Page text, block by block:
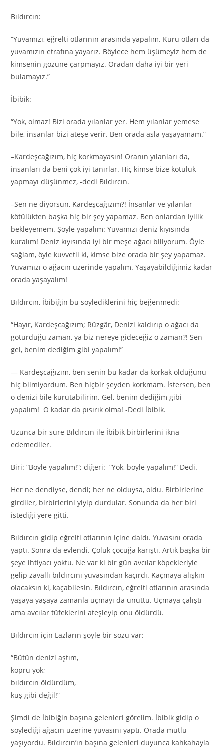
Bıldırcın:
“Yuvamızı, eğrelti otlarının arasında yapalım. Kuru otları da
yuvamızın etrafına yayarız. Böylece hem üşümeyiz hem de
kimsenin gözüne çarpmayız. Oradan daha iyi bir yeri
bulamayız.”
İbibik:
“Yok, olmaz! Bizi orada yılanlar yer. Hem yılanlar yemese
bile, insanlar bizi ateşe verir. Ben orada asla yaşayamam.”
–Kardeşcağızım, hiç korkmayasın! Oranın yılanları da,
insanları da beni çok iyi tanırlar. Hiç kimse bize kötülük
yapmayı düşünmez, -dedi Bıldırcın.
–Sen ne diyorsun, Kardeşcağızım?! İnsanlar ve yılanlar
kötülükten başka hiç bir şey yapamaz. Ben onlardan iyilik
bekleyemem. Şöyle yapalım: Yuvamızı deniz kıyısında
kuralım! Deniz kıyısında iyi bir meşe ağacı biliyorum. Öyle
sağlam, öyle kuvvetli ki, kimse bize orada bir şey yapamaz.
Yuvamızı o ağacın üzerinde yapalım. Yaşayabildiğimiz kadar
orada yaşayalım!
Bıldırcın, İbibiğin bu söylediklerini hiç beğenmedi:
“Hayır, Kardeşcağızım; Rüzgâr, Denizi kaldırıp o ağacı da
götürdüğü zaman, ya biz nereye gideceğiz o zaman?! Sen
gel, benim dediğim gibi yapalım!”
— Kardeşcağızım, ben senin bu kadar da korkak olduğunu
hiç bilmiyordum. Ben hiçbir şeyden korkmam. İstersen, ben
o denizi bile kurutabilirim. Gel, benim dediğim gibi
yapalım! O kadar da pısırık olma! -Dedi İbibik.
Uzunca bir süre Bıldırcın ile İbibik birbirlerini ikna
edemediler.
Biri: “Böyle yapalım!”; diğeri: “Yok, böyle yapalım!” Dedi.
Her ne dendiyse, dendi; her ne olduysa, oldu. Birbirlerine
girdiler, birbirlerini yiyip durdular. Sonunda da her biri
istediği yere gitti.
Bıldırcın gidip eğrelti otlarının içine daldı. Yuvasını orada
yaptı. Sonra da evlendi. Çoluk çocuğa karıştı. Artık başka bir
şeye ihtiyacı yoktu. Ne var ki bir gün avcılar köpekleriyle
gelip zavallı bıldırcını yuvasından kaçırdı. Kaçmaya alışkın
olacaksın ki, kaçabilesin. Bıldırcın, eğrelti otlarının arasında
yaşaya yaşaya zamanla uçmayı da unuttu. Uçmaya çalıştı
ama avcılar tüfeklerini ateşleyip onu öldürdü.
Bıldırcın için Lazların şöyle bir sözü var:
“Bütün denizi aştım,
köprü yok;
bıldırcın öldürdüm,
kuş gibi değil!”
Şimdi de İbibiğin başına gelenleri görelim. İbibik gidip o
söylediği ağacın üzerine yuvasını yaptı. Orada mutlu
yaşıyordu. Bıldırcın’ın başına gelenleri duyunca kahkahayla